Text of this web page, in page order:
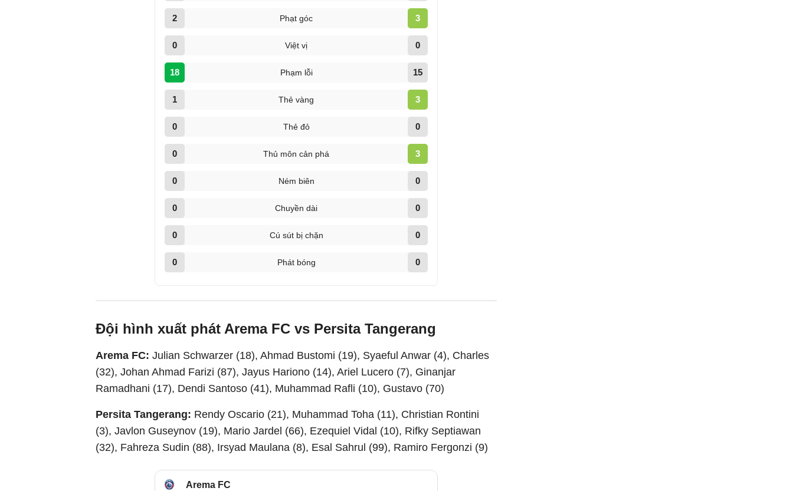
2 Phạt góc 3
0 Việt vị 0
18 Phạm lỗi 15
1 Thẻ vàng 3
0 Thẻ đỏ 0
0 Thủ môn cản phá 3
0 Ném biên 0
0 Chuyền dài 0
0 Cú sút bị chặn 0
0 Phát bóng 0
Đội hình xuất phát Arema FC vs Persita Tangerang
Arema FC: Julian Schwarzer (18), Ahmad Bustomi (19), Syaeful Anwar (4), Charles
(32), Johan Ahmad Farizi (87), Jayus Hariono (14), Ariel Lucero (7), Ginanjar
Ramadhani (17), Dendi Santoso (41), Muhammad Rafli (10), Gustavo (70)
Persita Tangerang: Rendy Oscario (21), Muhammad Toha (11), Christian Rontini
(3), Javlon Guseynov (19), Mario Jardel (66), Ezequiel Vidal (10), Rifky Septiawan
(32), Fahreza Sudin (88), Irsyad Maulana (8), Esal Sahrul (99), Ramiro Fergonzi (9)
Arema FC